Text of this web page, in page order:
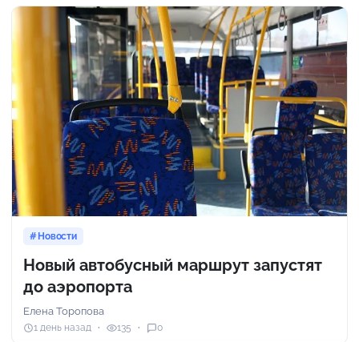
Новости
Новый автобусный маршрут запустят
до аэропорта
Елена Торопова
1 день назад 135 0